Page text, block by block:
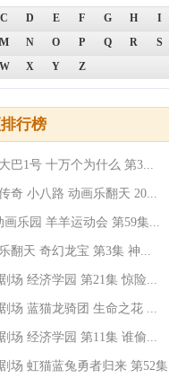
C D E F G H I
M N O P Q R S
W X Y Z
行榜
巴1号 十万个为什么 第3...
奇 小八路 动画乐翻天 20...
画乐园 羊羊运动会 第59集...
翻天 奇幻龙宝 第3集 神...
场 经济学园 第21集 惊险...
场 蓝猫龙骑团 生命之花 ...
场 经济学园 第11集 谁偷...
场 虹猫蓝兔勇者归来 第52集